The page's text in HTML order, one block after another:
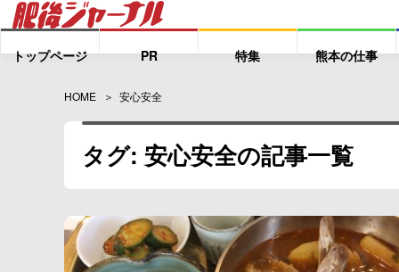
トップページ PR 特集 熊本の仕事
HOME 安心安全
タグ: 安心安全の記事一覧